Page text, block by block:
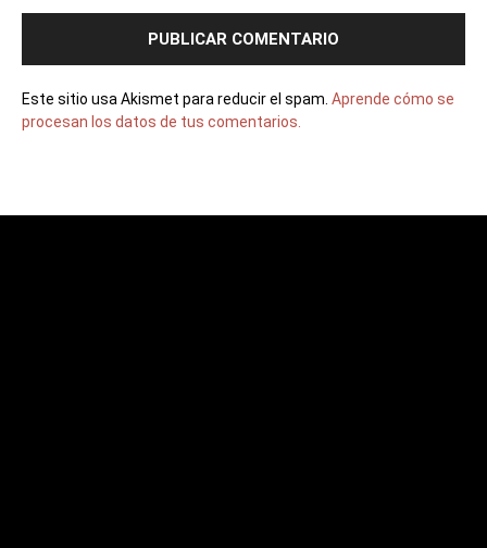
Este sitio usa Akismet para reducir el spam. Aprende cómo se
procesan los datos de tus comentarios.